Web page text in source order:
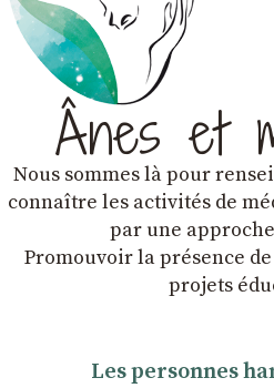
Ânes et
Nous sommes là pour
connaître les activités de
par une
Promouvoir la présence de
projets
Les personnes